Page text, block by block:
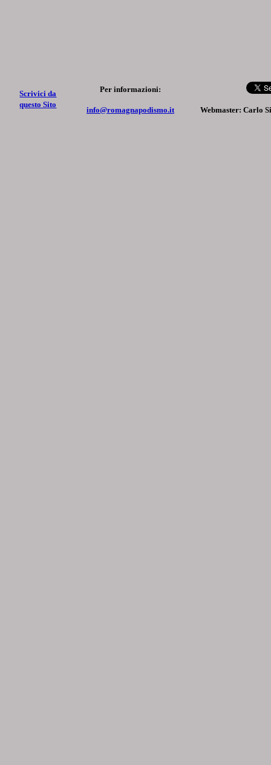
Scrivici da
questo Sito
Per informazioni:
info@romagnapodismo.it Webmaster: Carlo